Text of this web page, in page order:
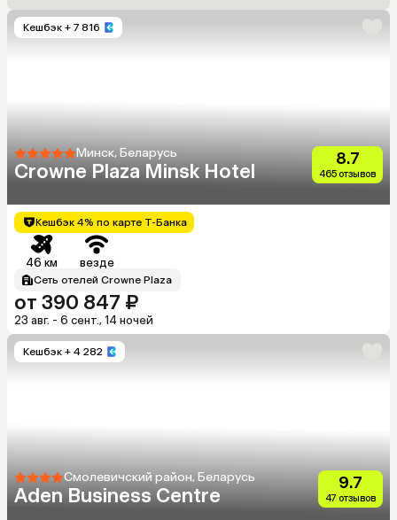
Кешбэк + 7 816
Минск, Беларусь
Crowne Plaza Minsk Hotel
8.7
465 отзывов
Кешбэк 4% по карте Т-Банка
46 км везде
Сеть отелей Crowne Plaza
от 390 847 ₽
23 авг. - 6 сент., 14 ночей
Кешбэк + 4 282
Смолевичский район, Беларусь
Aden Business Centre
9.7
47 отзывов